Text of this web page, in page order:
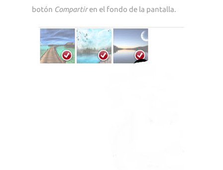
botón Compartiren el fondo de la pantalla.